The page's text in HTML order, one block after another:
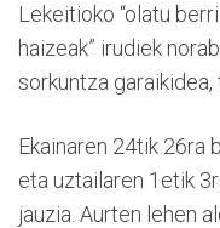
Lekeitioko “olatu
haizeak” irudiek
sorkuntza
Ekainaren 24tik 26ra
eta uztailaren 1etik
jauzia. Aurten lehen